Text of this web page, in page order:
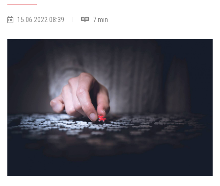
15.06.2022 08:39 7 min